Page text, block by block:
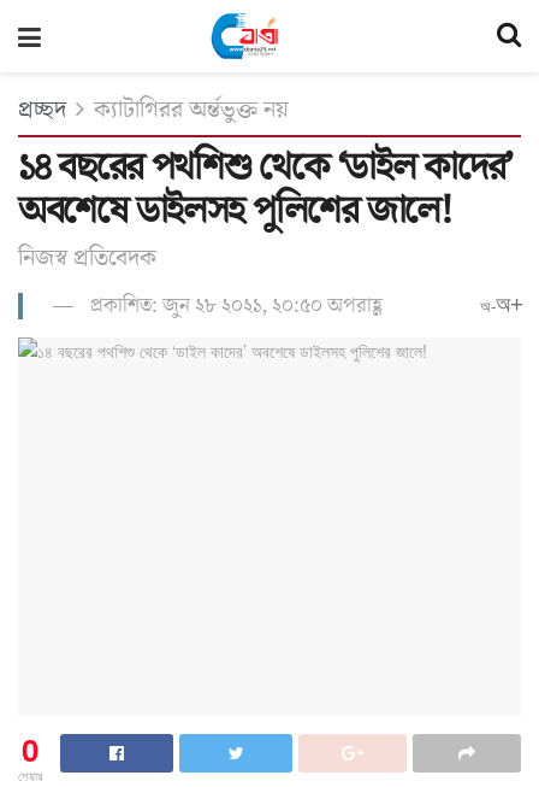
প্রচ্ছদ ক্যাটাগিরর অর্ন্তভুক্ত নয়
১৪ বছরের পথশিশু থেকে ‘ডাইল কাদের’
অবশেষে ডাইলসহ পুলিশের জালে!
নিজস্ব প্রতিবেদক
প্রকাশিত: জুন ২৮ ২০২১, ২০:৫০ অপরাহ্ণ অ-অ+
0
শেয়ার